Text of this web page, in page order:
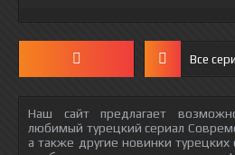
Все
Наш сайт предлагает
любимый турецкий сериал
а также другие новинки турецких